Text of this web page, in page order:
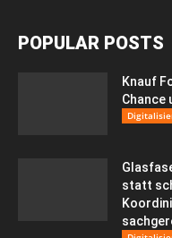
POPULAR POSTS
Knauf
Chance
statt